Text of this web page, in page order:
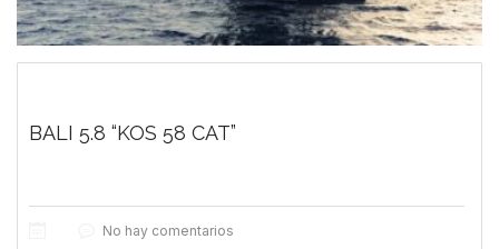
BALI 5.8 “KOS 58 CAT”
No hay comentarios